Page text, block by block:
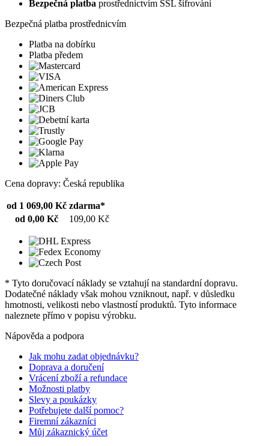
Bezpečná platba prostřednictvím SSL šifrování
Bezpečná platba prostřednicvím
Platba na dobírku
Platba předem
Cena dopravy: Česká republika
od 1 069,00 Kč zdarma*
od 0,00 Kč
109,00 Kč
* Tyto doručovací náklady se vztahují na standardní dopravu.
Dodatečné náklady však mohou vzniknout, např. v důsledku
hmotnosti, velikosti nebo vlastností produktů. Tyto informace
naleznete přímo v popisu výrobku.
Nápověda a podpora
Jak mohu zadat objednávku?
Doprava a doručení
Vrácení zboží a refundace
Možnosti platby
Slevy a poukázky
Potřebujete další pomoc?
Firemní zákazníci
Můj zákaznický účet